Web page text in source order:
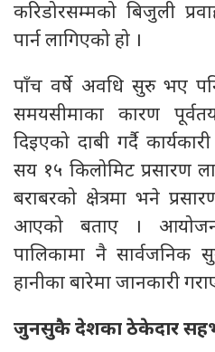
करिडोरसम्मको बिजुली
पार्न लागिएको हो ।
पाँच वर्षे अवधि सुरु भए पनि
समयसीमाका कारण
दिइएको दाबी गर्दै
सय १५ किलोमिट प्रसारण
बराबरको क्षेत्रमा भने
आएको बताए ।
पालिकामा नै सार्वजनिक
हानीका बारेमा जानकारी
जुनसुकै देशका ठेकेदार